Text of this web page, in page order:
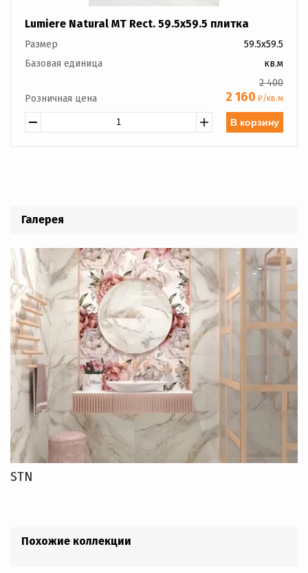
Lumiere Natural MT Rect. 59.5x59.5 плитка
Размер
59.5x59.5
Базовая единица
кв.м
Розничная цена
2 400
2 160 ₽/кв.м
В корзину
Галерея
STN
Похожие коллекции